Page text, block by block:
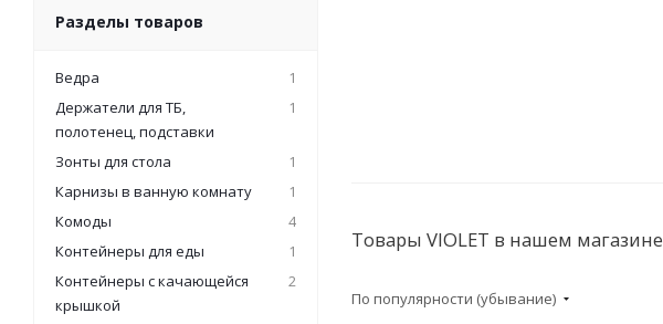
Товары VIOLET в нашем магазине
По популярности (убывание)
Разделы товаров
Ведра
1
Держатели для ТБ,
полотенец, подставки
1
Зонты для стола
1
Карнизы в ванную комнату
1
Комоды
4
Контейнеры для еды
1
Контейнеры с качающейся
крышкой
2